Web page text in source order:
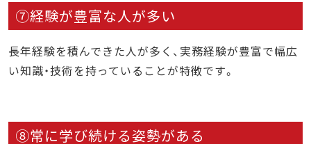
⑦経験が豊富な人が多い
長年経験を積んできた人が多く、実務経験が豊富で幅広
い知識・技術を持っていることが特徴です。
⑧常に学び続ける姿勢がある